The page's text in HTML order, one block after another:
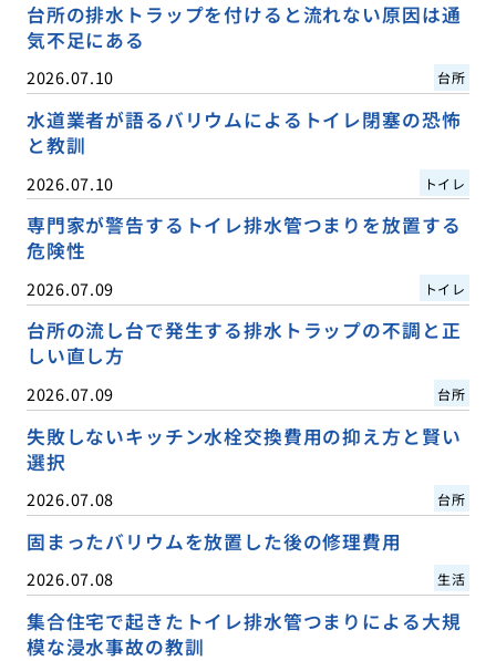
台所の排水トラップを付けると流れない原因は通
気不足にある
2026.07.10 台所
水道業者が語るバリウムによるトイレ閉塞の恐怖
と教訓
2026.07.10 トイレ
専門家が警告するトイレ排水管つまりを放置する
危険性
2026.07.09 トイレ
台所の流し台で発生する排水トラップの不調と正
しい直し方
2026.07.09 台所
失敗しないキッチン水栓交換費用の抑え方と賢い
選択
2026.07.08 台所
固まったバリウムを放置した後の修理費用
2026.07.08 生活
集合住宅で起きたトイレ排水管つまりによる大規
模な浸水事故の教訓